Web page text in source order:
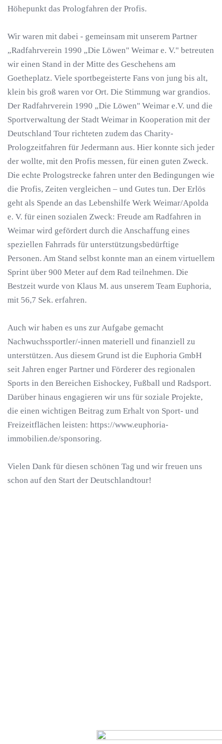
Höhepunkt das Prologfahren der Profis.
Wir waren mit dabei - gemeinsam mit unserem Partner
„Radfahrverein 1990 „Die Löwen" Weimar e. V." betreuten
wir einen Stand in der Mitte des Geschehens am
Goetheplatz. Viele sportbegeisterte Fans von jung bis alt,
klein bis groß waren vor Ort. Die Stimmung war grandios.
Der Radfahrverein 1990 „Die Löwen" Weimar e.V. und die
Sportverwaltung der Stadt Weimar in Kooperation mit der
Deutschland Tour richteten zudem das Charity-
Prologzeitfahren für Jedermann aus. Hier konnte sich jeder
der wollte, mit den Profis messen, für einen guten Zweck.
Die echte Prologstrecke fahren unter den Bedingungen wie
die Profis, Zeiten vergleichen – und Gutes tun. Der Erlös
geht als Spende an das Lebenshilfe Werk Weimar/Apolda
e. V. für einen sozialen Zweck: Freude am Radfahren in
Weimar wird gefördert durch die Anschaffung eines
speziellen Fahrrads für unterstützungsbedürftige
Personen. Am Stand selbst konnte man an einem virtuellem
Sprint über 900 Meter auf dem Rad teilnehmen. Die
Bestzeit wurde von Klaus M. aus unserem Team Euphoria,
mit 56,7 Sek. erfahren.
Auch wir haben es uns zur Aufgabe gemacht
Nachwuchssportler/-innen materiell und finanziell zu
unterstützen. Aus diesem Grund ist die Euphoria GmbH
seit Jahren enger Partner und Förderer des regionalen
Sports in den Bereichen Eishockey, Fußball und Radsport.
Darüber hinaus engagieren wir uns für soziale Projekte,
die einen wichtigen Beitrag zum Erhalt von Sport- und
Freizeitflächen leisten: https://www.euphoria-
immobilien.de/sponsoring.
Vielen Dank für diesen schönen Tag und wir freuen uns
schon auf den Start der Deutschlandtour!